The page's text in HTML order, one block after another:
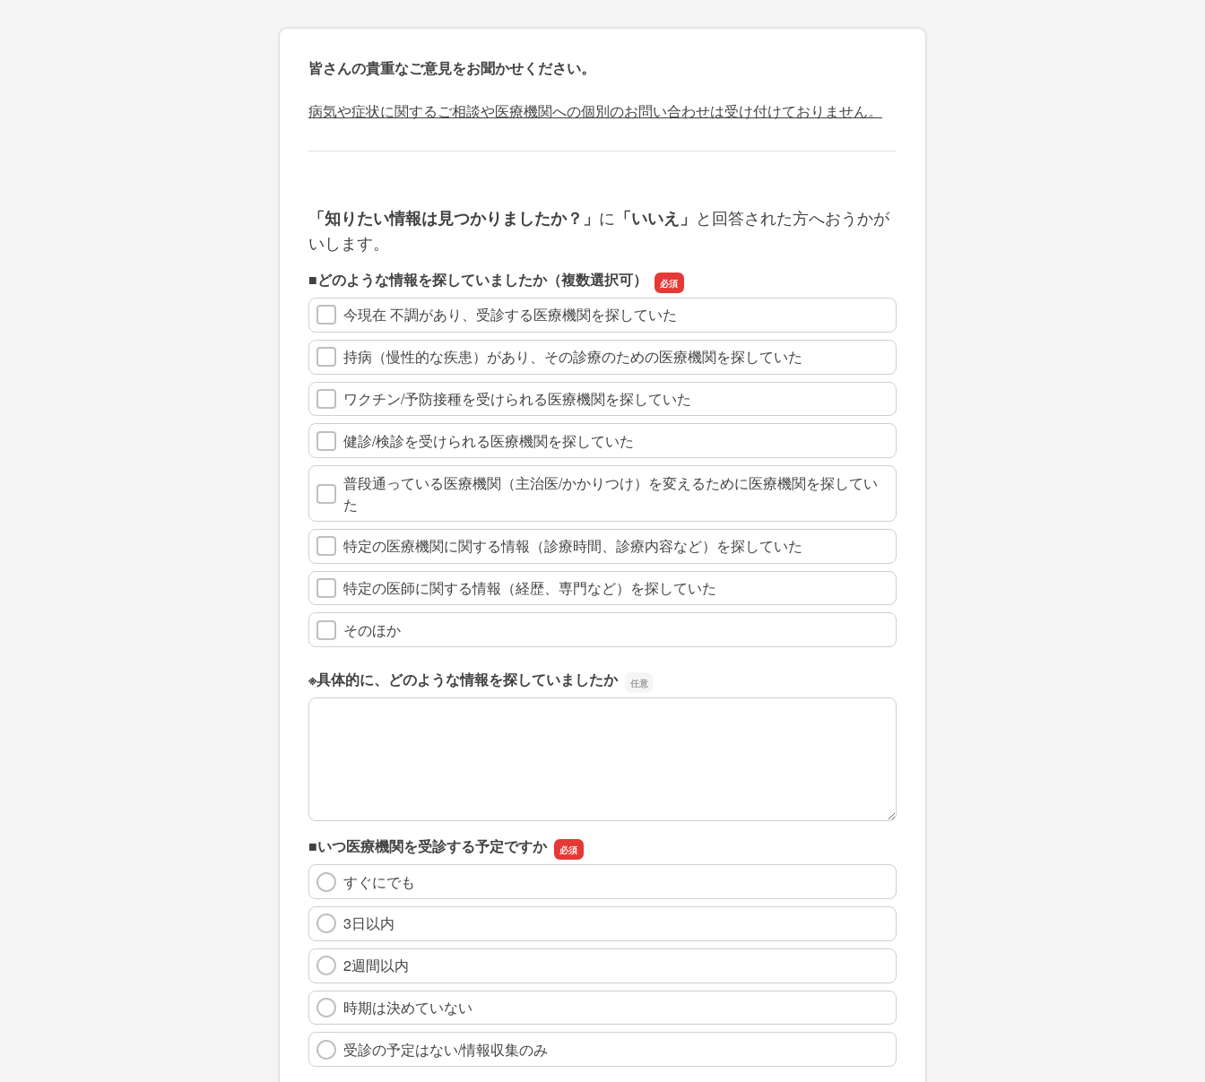
皆さんの貴重なご意見をお聞かせください。
病気や症状に関するご相談や医療機関への個別のお問い合わせは受け付けておりません。
「知りたい情報は見つかりましたか？」 に 「いいえ」 と回答された方へおうかが
いします。
■どのような情報を探していましたか（複数選択可）
今現在 不調があり、受診する医療機関を探していた
持病（慢性的な疾患）があり、その診療のための医療機関を探していた
ワクチン/予防接種を受けられる医療機関を探していた
健診/検診を受けられる医療機関を探していた
普段通っている医療機関（主治医/かかりつけ）を変えるために医療機関を探してい
た
特定の医療機関に関する情報（診療時間、診療内容など）を探していた
特定の医師に関する情報（経歴、専門など）を探していた
そのほか
※具体的に、どのような情報を探していましたか
※具体的に、どのような情報を探していましたか
■いつ医療機関を受診する予定ですか
すぐにでも
3日以内
2週間以内
時期は決めていない
受診の予定はない/情報収集のみ